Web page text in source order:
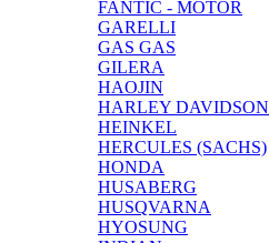
FANTIC - MOTOR
GARELLI
GAS GAS
GILERA
HAOJIN
HARLEY DAVIDSON
HEINKEL
HERCULES (SACHS)
HONDA
HUSABERG
HUSQVARNA
HYOSUNG